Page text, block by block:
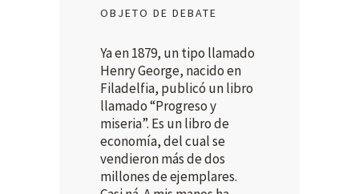
OBJETO DE DEBATE
Ya en 1879, un tipo llamado
Henry George, nacido en
Filadelfia, publicó un libro
llamado “Progreso y
miseria”. Es un libro de
economía, del cual se
vendieron más de dos
millones de ejemplares.